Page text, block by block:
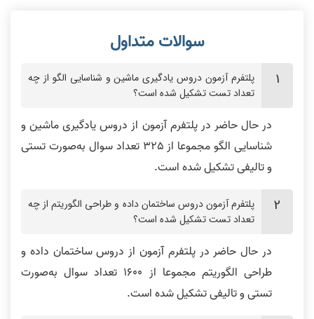
نظر رتبه 6 کنکور 1400
نظر رتبه 68 کنکور ارشد آیتی 1403 فیلم ها خیلی قابل فهم و روان است
پلتفرم آزمون دروس یادگیری ماشین و شناسایی الگو از چه
تعداد تست تشکیل شده است؟
در حال حاضر در پلتفرم آزمون از دروس یادگیری ماشین و
شناسایی الگو مجموعا از 325 تعداد سوال به‌صورت تستی
و تالیفی تشکیل شده است.
پلتفرم آزمون دروس ساختمان داده و طراحی الگوریتم از چه
تعداد تست تشکیل شده است؟
در حال حاضر در پلتفرم آزمون از دروس ساختمان داده و
طراحی الگوریتم مجموعا از 1600 تعداد سوال به‌صورت
تستی و تالیفی تشکیل شده است.